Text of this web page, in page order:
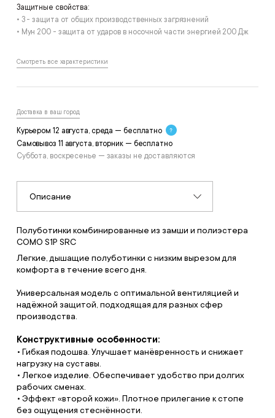
Защитные свойства:
• З - защита от общих производственных загрязнений
• Мун 200 - защита от ударов в носочной части энергией 200 Дж
Смотреть все характеристики
Доставка в ваш город
Курьером 12 августа, среда — бесплатно
Самовывоз 11 августа, вторник — бесплатно
Суббота, воскресенье — заказы не доставляются
Описание
Полуботинки комбинированные из замши и полиэстера
COMO S1P SRC
Легкие, дышащие полуботинки с низким вырезом для
комфорта в течение всего дня.
Универсальная модель с оптимальной вентиляцией и
надёжной защитой, подходящая для разных сфер
производства.
Конструктивные особенности:
• Гибкая подошва. Улучшает манёвренность и снижает
нагрузку на суставы.
• Легкое изделие. Обеспечивает удобство при долгих
рабочих сменах.
• Эффект «второй кожи». Плотное прилегание к стопе
без ощущения стеснённости.